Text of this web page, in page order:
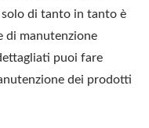
di tanto in tanto è
di manutenzione
puoi fare
dei prodotti